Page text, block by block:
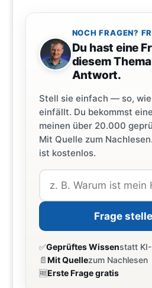
NOCH FRAGEN?
Du hast eine
diesem
Antwort.
Stell sie einfach — so,
einfällt. Du bekommst
meinen über 20.000
Mit Quelle zum
ist kostenlos.
Frage
✅Geprüftes Wissenstatt
📄Mit Quellezum Nachlesen
🆓Erste Frage gratis